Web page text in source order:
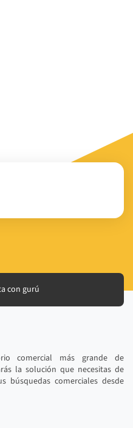
con gurú
comercial más grande de
la solución que necesitas de
búsquedas comerciales desde